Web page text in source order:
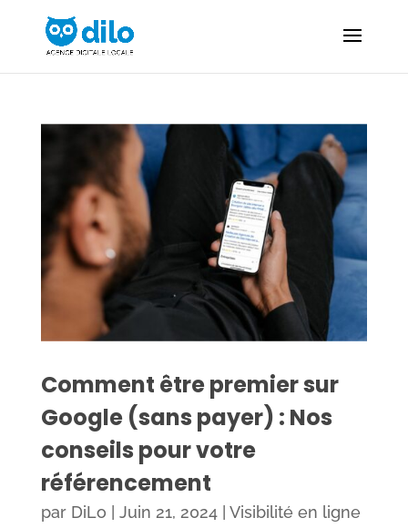
Comment être premier sur
Google (sans payer) : Nos
conseils pour votre
référencement
par DiLo Juin 21, 2024| Visibilité en ligne